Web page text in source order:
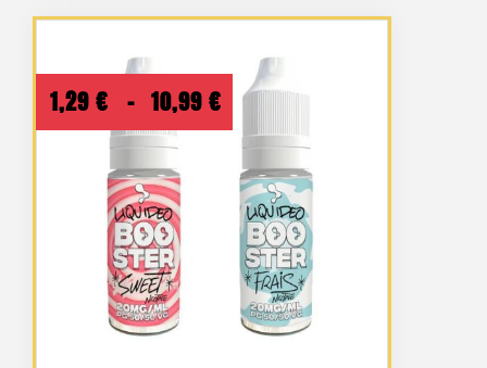
1,29 € – 10,99 €
Plage
de
prix :
1,29 €
10,99 €